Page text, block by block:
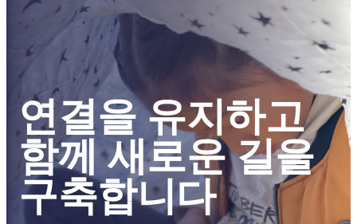
연결을 유지하고
함께 새로운 길을
구축합니다